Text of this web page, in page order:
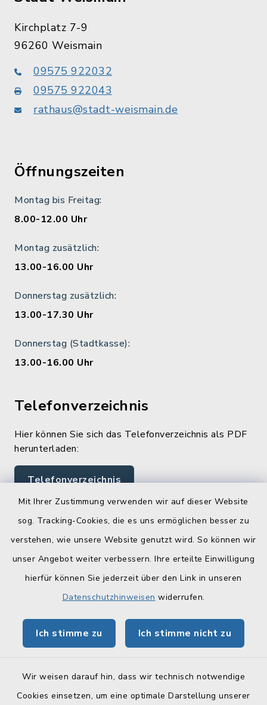
Mit Ihrer Zustimmung verwenden wir auf dieser Website
sog. Tracking-Cookies, die es uns ermöglichen besser zu
verstehen, wie unsere Website genutzt wird. So können wir
unser Angebot weiter verbessern. Ihre erteilte Einwilligung
hierfür können Sie jederzeit über den Link in unseren
Datenschutzhinweisen widerrufen.
Ich stimme zu Ich stimme nicht zu
Wir weisen darauf hin, dass wir technisch notwendige
Cookies einsetzen, um eine optimale Darstellung unserer
Kirchplatz 7-9
96260 Weismain
09575 922032
09575 922043
rathaus@stadt-weismain.de
Öffnungszeiten
Montag bis Freitag:
8.00-12.00 Uhr
Montag zusätzlich:
13.00-16.00 Uhr
Donnerstag zusätzlich:
13.00-17.30 Uhr
Donnerstag (Stadtkasse):
13.00-16.00 Uhr
Telefonverzeichnis
Hier können Sie sich das Telefonverzeichnis als PDF
herunterladen:
Telefonverzeichnis
Quicklinks
Landratsamt Lichtenfels
Geoportal Lichtenfels
BayernPortal